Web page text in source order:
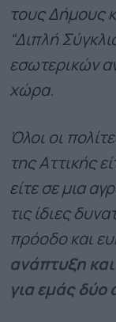
τους Δήμους
“Διπλή
εσωτερικών
χώρα.
Όλοι οι
της Αττικής
είτε σε μια
τις ίδιες
πρόοδο και
ανάπτυξη
για εμάς δύο